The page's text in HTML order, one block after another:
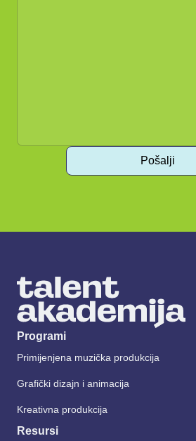
Pošalji
Programi
Primijenjena muzička produkcija
Grafički dizajn i animacija
Kreativna produkcija
Resursi